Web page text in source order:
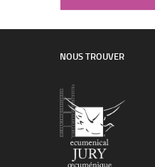
NOUS TROUVER